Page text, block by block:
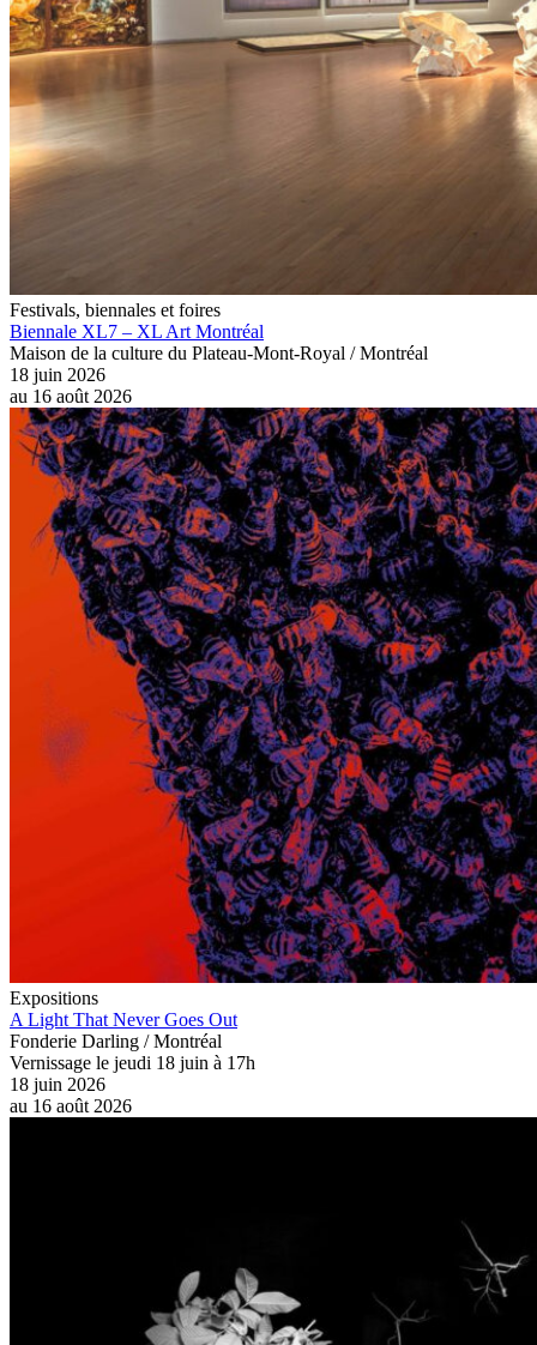
Festivals, biennales et foires
Biennale XL7 – XL Art Montréal
Maison de la culture du Plateau-Mont-Royal / Montréal
18 juin 2026
au 16 août 2026
Expositions
A Light That Never Goes Out
Fonderie Darling / Montréal
Vernissage le jeudi 18 juin à 17h
18 juin 2026
au 16 août 2026